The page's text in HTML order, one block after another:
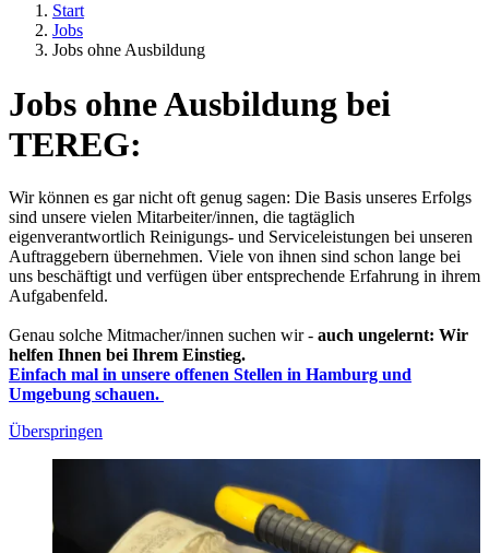
Start
Jobs
Jobs ohne Ausbildung
Jobs ohne Ausbildung bei
TEREG:
Wir können es gar nicht oft genug sagen: Die Basis unseres Erfolgs
sind unsere vielen Mitarbeiter/innen, die tagtäglich
eigenverantwortlich Reinigungs- und Serviceleistungen bei unseren
Auftraggebern übernehmen. Viele von ihnen sind schon lange bei
uns beschäftigt und verfügen über entsprechende Erfahrung in ihrem
Aufgabenfeld.
Genau solche Mitmacher/innen suchen wir - auch ungelernt: Wir
helfen Ihnen bei Ihrem Einstieg.
Einfach mal in unsere offenen Stellen in Hamburg und
Umgebung schauen.
Überspringen